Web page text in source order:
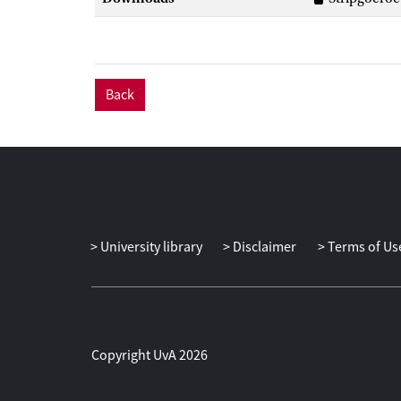
Back
University library Disclaimer Terms of
Copyright UvA 2026